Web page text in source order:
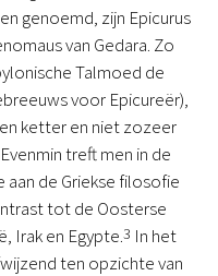
genoemd, zijn Epicurus
van Gedara. Zo
Talmoed de
voor Epicureër),
ketter en niet zozeer
treft men in de
aan de Griekse filosofie
tot de Oosterse
Irak en Egypte.3 In het
ten opzichte van